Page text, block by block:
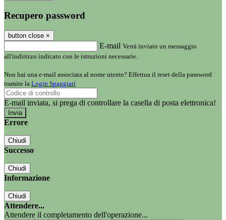
Recupero password
button close ×
E-mail Verrà inviato un messaggio
all'indirizzo indicato con le istruzioni necessarie.
Non hai una e-mail associata al nome utente? Effettua il reset della password
tramite la Login Spaggiari
E-mail inviata, si prega di controllare la casella di posta elettronica!
Errore
Chiudi
Successo
Chiudi
Informazione
Chiudi
Attendere...
Attendere il completamento dell'operazione...